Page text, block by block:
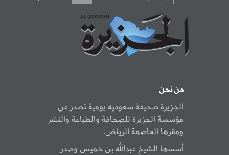
من نحن
الجزيرة صحيفة سعودية يومية تصدر عن
مؤسسة الجزيرة للصحافة والطباعة والنشر
ومقرها العاصمة الرياض.
أسسها الشيخ عبدالله بن خميس وصدر